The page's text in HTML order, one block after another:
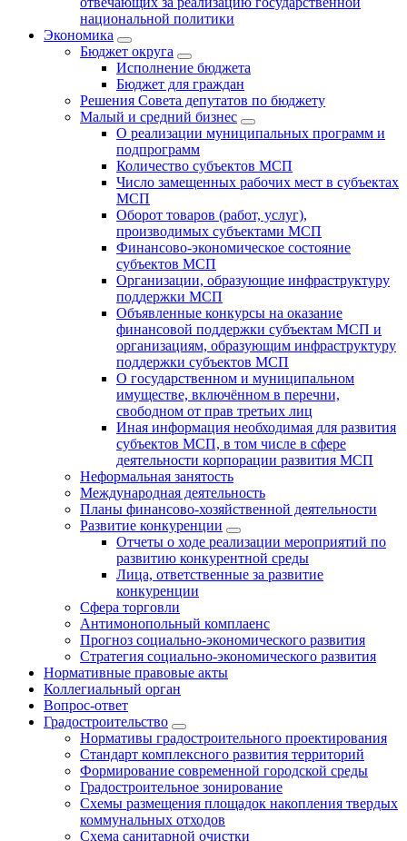
национальной политики
Экономика
Бюджет округa
Исполнение бюджета
Бюджет для граждан
Решения Совета депутатов по бюджету
Малый и средний бизнес
О реализации муниципальных программ и
подпрограмм
Количество субъектов МСП
Число замещенных рабочих мест в субъектах
МСП
Оборот товаров (работ, услуг),
производимых субъектами МСП
Финансово-экономическое состояние
субъектов МСП
Организации, образующие инфраструктуру
поддержки МСП
Объявленные конкурсы на оказание
финансовой поддержки субъектам МСП и
организациям, образующим инфраструктуру
поддержки субъектов МСП
О государственном и муниципальном
имуществе, включённом в перечни,
свободном от прав третьих лиц
Иная информация необходимая для развития
субъектов МСП, в том числе в сфере
деятельности корпорации развития МСП
Неформальная занятость
Международная деятельность
Планы финансово-хозяйственной деятельности
Развитие конкуренции
Отчеты о ходе реализации мероприятий по
развитию конкурентной среды
Лица, ответственные за развитие
конкуренции
Сфера торговли
Антимонопольный комплаенс
Прогноз социально-экономического развития
Стратегия социально-экономического развития
Нормативные правовые акты
Коллегиальный орган
Вопрос-ответ
Градостроительство
Нормативы градостроительного проектирования
Стандарт комплексного развития территорий
Формирование современной городской среды
Градостроительное зонирование
Схемы размещения площадок накопления твердых
коммунальных отходов
Схема санитарной очистки